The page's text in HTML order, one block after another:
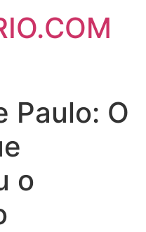
Paulo: O
o